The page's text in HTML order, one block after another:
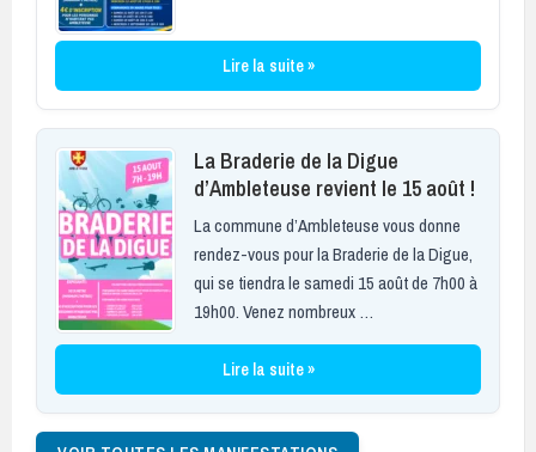
Lire la suite »
La Braderie de la Digue
d’Ambleteuse revient le 15 août !
La commune d’Ambleteuse vous donne
rendez-vous pour la Braderie de la Digue,
qui se tiendra le samedi 15 août de 7h00 à
19h00. Venez nombreux …
Lire la suite »